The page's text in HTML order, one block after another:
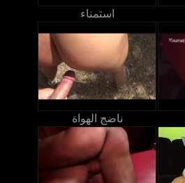
استمناء
ناضج الهواة